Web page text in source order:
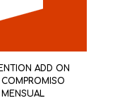
ADD ON